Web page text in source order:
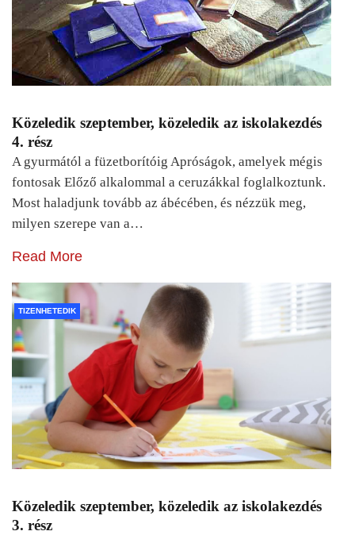
Közeledik szeptember, közeledik az iskolakezdés
4. rész
A gyurmától a füzetborítóig Apróságok, amelyek mégis
fontosak Előző alkalommal a ceruzákkal foglalkoztunk.
Most haladjunk tovább az ábécében, és nézzük meg,
milyen szerepe van a…
Read More
TIZENHETEDIK
Közeledik szeptember, közeledik az iskolakezdés
3. rész